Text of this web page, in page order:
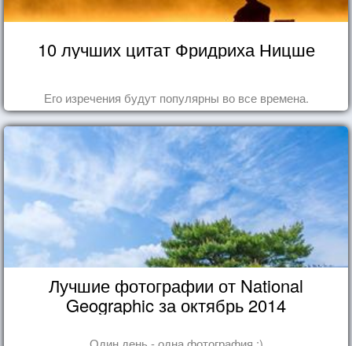
10 лучших цитат Фридриха Ницше
Его изречения будут популярны во все времена.
Лучшие фотографии от National
Geographic за октябрь 2014